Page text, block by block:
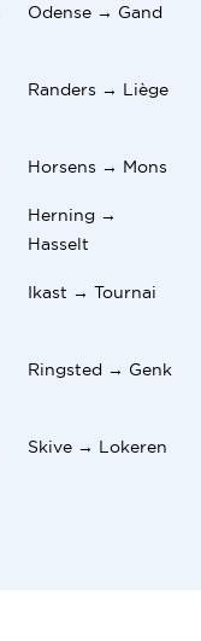
Odense → Gand
Randers → Liège
Horsens → Mons
Herning →
Hasselt
Ikast → Tournai
Ringsted → Genk
Skive → Lokeren